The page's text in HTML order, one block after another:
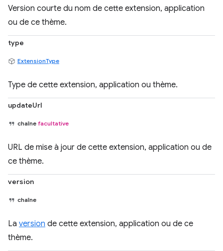
Version courte du nom de cette extension, application
ou de ce thème.
type
ExtensionType
Type de cette extension, application ou thème.
updateUrl
chaîne facultative
URL de mise à jour de cette extension, application ou de
ce thème.
version
chaîne
La version de cette extension, application ou de ce
thème.